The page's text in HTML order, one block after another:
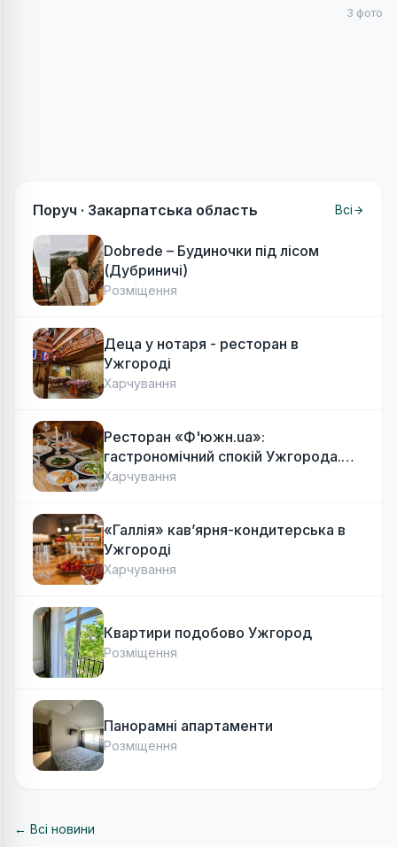
3 фото
Поруч · Закарпатська область Всі
Dobrede – Будиночки під лісом
(Дубриничі)
Розміщення
Деца у нотаря - ресторан в
Ужгороді
Харчування
Ресторан «Ф'южн.ua»:
гастрономічний спокій Ужгорода.
Авторська локальна кухня, затишок
Харчування
«Галлія» кав’ярня-кондитерська в
Ужгороді
Харчування
Квартири подобово Ужгород
Розміщення
Панорамні апартаменти
Розміщення
← Всі новини